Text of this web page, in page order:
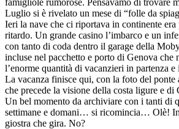
Luglio si è rivelato un mese di “folle da
Ieri la nave che ci riportava in continente era
ritardo. Un grande casino l’imbarco e un
con tanto di coda dentro il garage della
incluse nel pacchetto e porto di Genova che
l’enorme quantità di vacanzieri in partenza e
La vacanza finisce qui, con la foto del ponte
che precede la visione della costa ligure e di
Un bel momento da archiviare con i tanti di
settimane e domani… si ricomincia… Olè!
giostra che gira. No?